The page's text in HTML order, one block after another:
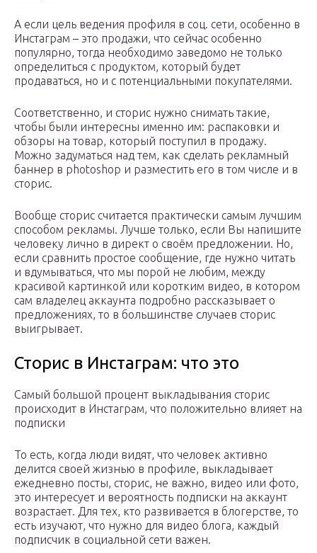
А если цель ведения профиля в соц. сети, особенно в
Инстаграм – это продажи, что сейчас особенно
популярно, тогда необходимо заведомо не только
определиться с продуктом, который будет
продаваться, но и с потенциальными покупателями.
Соответственно, и сторис нужно снимать такие,
чтобы были интересны именно им: распаковки и
обзоры на товар, который поступил в продажу.
Можно задуматься над тем, как сделать рекламный
баннер в photoshop и разместить его в том числе и в
сторис.
Вообще сторис считается практически самым лучшим
способом рекламы. Лучше только, если Вы напишите
человеку лично в директ о своём предложении. Но,
если сравнить простое сообщение, где нужно читать
и вдумываться, что мы порой не любим, между
красивой картинкой или коротким видео, в котором
сам владелец аккаунта подробно рассказывает о
предложениях, то в большинстве случаев сторис
выигрывает.
Сторис в Инстаграм: что это
Самый большой процент выкладывания сторис
происходит в Инстаграм, что положительно влияет на
подписки
То есть, когда люди видят, что человек активно
делится своей жизнью в профиле, выкладывает
ежедневно посты, сторис, не важно, видео или фото,
это интересует и вероятность подписки на аккаунт
возрастает. Для тех, кто развивается в блогерстве, то
есть изучают, что нужно для видео блога, каждый
подписчик в социальной сети важен.